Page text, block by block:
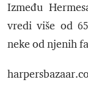
Između
vredi više od
neke od njenih